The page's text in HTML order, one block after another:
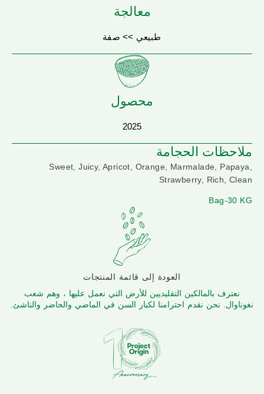
معالجة
طبيعي >> صفة
محصول
2025
ملاحظات الحجامة
Sweet, Juicy, Apricot, Orange, Marmalade, Papaya,
Strawberry, Rich, Clean
Bag-30 KG
العودة إلى قائمة المنتجات
نعترف بالمالكين التقليديين للأرض التي نعمل عليها ، وهم شعب
نغوناوال. نحن نقدم احترامنا لكبار السن في الماضي والحاضر والناشئ.